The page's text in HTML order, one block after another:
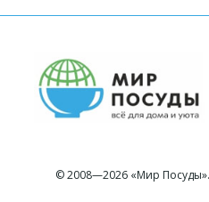
© 2008—2026 «Мир